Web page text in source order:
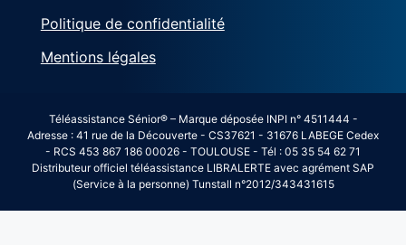
Politique de confidentialité
Mentions légales
Téléassistance Sénior® – Marque déposée INPI n° 4511444 -
Adresse : 41 rue de la Découverte - CS37621 - 31676 LABEGE Cedex
- RCS 453 867 186 00026 - TOULOUSE - Tél : 05 35 54 62 71
Distributeur officiel téléassistance LIBRALERTE avec agrément SAP
(Service à la personne) Tunstall n°2012/343431615